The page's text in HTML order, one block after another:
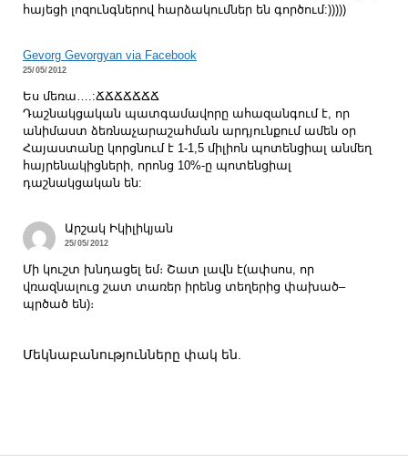
հայեցի լոզունգներով հարձակումներ են գործում:)))))
Gevorg Gevorgyan via Facebook
25/05/2012
Ես մեռա….:ՃՃՃՃՃՃՃ
Դաշնակցական պատգամավորը ահազանգում է, որ
անիմաստ ձեռնաչարաշահման արդյունքում ամեն օր
Հայաստանը կորցնում է 1-1,5 միլիոն պոտենցիալ անմեղ
հայրենակիցների, որոնց 10%-ը պոտենցիալ
դաշնակցական են:
Արշակ Իկիլիկյան
25/05/2012
Մի կուշտ խնդացել եմ։ Շատ լավն է(ափսոս, որ
վռազնալուց շատ տառեր իրենց տեղերից փախած–
պրծած են)։
Մեկնաբանությունները փակ են.